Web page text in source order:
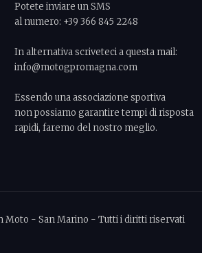
Potete inviare un SMS
al numero: +39 366 845 2248
In alternativa scriveteci a questa mail:
info@motogpromagna.com
Essendo una associazione sportiva
non possiamo garantire tempi di risposta
rapidi, faremo del nostro meglio.
Moto - San Marino - Tutti i diritti riservati